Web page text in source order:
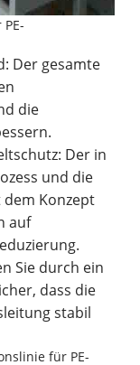
Der gesamte
die
Der in
und die
Konzept
auf
Sie durch ein
dass die
stabil
für PE-